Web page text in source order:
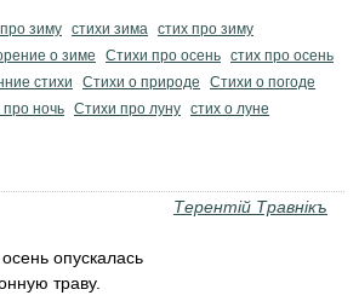
зиму стихи зима стих про зиму
о зиме Стихи про осень стих про осень
стихи Стихи о природе
Стихи о погоде
ночь Стихи про луну стих о луне
Терентiй Травнiкъ
опускалась
траву.